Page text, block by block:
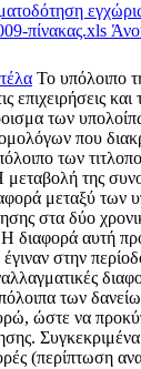
πίνακας.xls
Το υπόλοιπο
επιχειρήσεις και
των
που
των
της
μεταξύ των
στα δύο
διαφορά αυτή
στην
των
ώστε να
Συγκεκριμένα
(περίπτωση